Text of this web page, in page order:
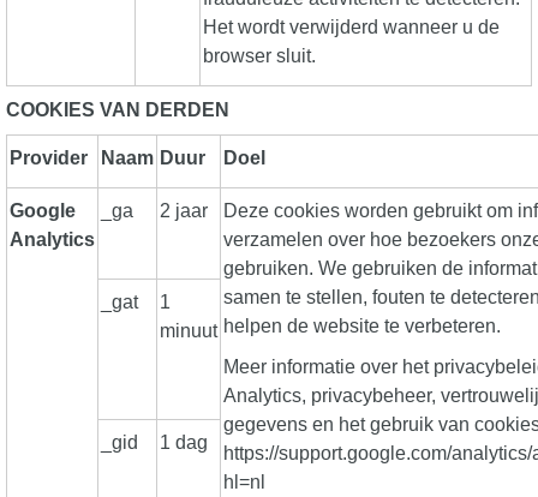
Het wordt verwijderd wanneer u de
browser sluit.
COOKIES VAN DERDEN
Provider Naam Duur Doel
Google
Analytics
_ga 2 jaar
Deze cookies worden gebruikt om
verzamelen over hoe bezoekers
gebruiken. We gebruiken de
samen te stellen, fouten te
helpen de website te verbeteren.
Meer informatie over het
Analytics, privacybeheer,
gegevens en het gebruik van
https://support.google.com/
hl=nl
_gat
1
minuut
_gid 1 dag